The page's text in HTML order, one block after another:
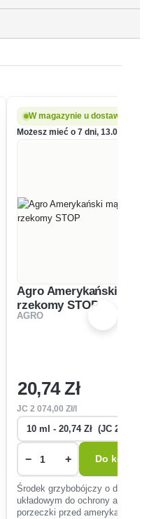
W magazynie u dostawcy
Możesz mieć o 7 dni, 13.08.
Agro Amerykański
rzekomy STOP
AGRO
20,74 Zł
JC2 074,00 Zł/l
− + Do
Środek grzybobójczy o działaniu
układowym do ochrony agrestu
porzeczki przed amerykańskim